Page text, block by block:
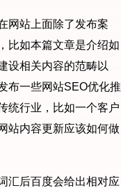
网站上面除了发布案
比如本篇文章是介绍如
设相关内容的范畴以
布一些网站SEO优化推
统行业，比如一个客户
站内容更新应该如何做
汇后百度会给出相对应